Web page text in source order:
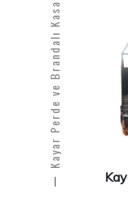
Kayar Perde ve Brandalı Kasa